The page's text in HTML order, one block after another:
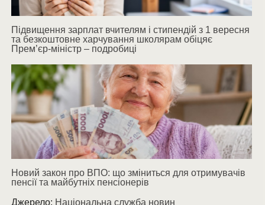
Підвищення зарплат вчителям і стипендій з 1 вересня
та безкоштовне харчування школярам обіцяє
Прем’єр-міністр – подробиці
Новий закон про ВПО: що зміниться для отримувачів
пенсії та майбутніх пенсіонерів
Джерело: Національна служба новин